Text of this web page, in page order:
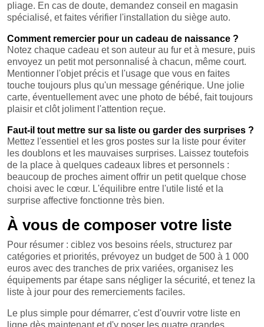
pliage. En cas de doute, demandez conseil en magasin
spécialisé, et faites vérifier l'installation du siège auto.
Comment remercier pour un cadeau de naissance ?
Notez chaque cadeau et son auteur au fur et à mesure, puis
envoyez un petit mot personnalisé à chacun, même court.
Mentionner l'objet précis et l'usage que vous en faites
touche toujours plus qu'un message générique. Une jolie
carte, éventuellement avec une photo de bébé, fait toujours
plaisir et clôt joliment l'attention reçue.
Faut-il tout mettre sur sa liste ou garder des surprises ?
Mettez l'essentiel et les gros postes sur la liste pour éviter
les doublons et les mauvaises surprises. Laissez toutefois
de la place à quelques cadeaux libres et personnels :
beaucoup de proches aiment offrir un petit quelque chose
choisi avec le cœur. L'équilibre entre l'utile listé et la
surprise affective fonctionne très bien.
À vous de composer votre liste
Pour résumer : ciblez vos besoins réels, structurez par
catégories et priorités, prévoyez un budget de 500 à 1 000
euros avec des tranches de prix variées, organisez les
équipements par étape sans négliger la sécurité, et tenez la
liste à jour pour des remerciements faciles.
Le plus simple pour démarrer, c'est d'ouvrir votre liste en